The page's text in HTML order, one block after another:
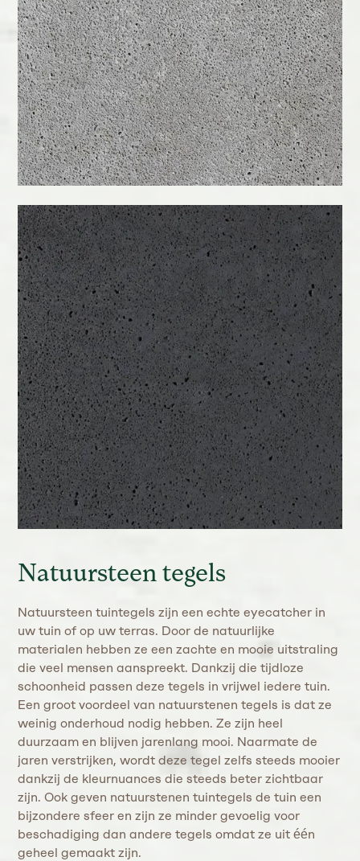
Natuursteen tegels
Natuursteen tuintegels zijn een echte eyecatcher in
uw tuin of op uw terras. Door de natuurlijke
materialen hebben ze een zachte en mooie uitstraling
die veel mensen aanspreekt. Dankzij die tijdloze
schoonheid passen deze tegels in vrijwel iedere tuin.
Een groot voordeel van natuurstenen tegels is dat ze
weinig onderhoud nodig hebben. Ze zijn heel
duurzaam en blijven jarenlang mooi. Naarmate de
jaren verstrijken, wordt deze tegel zelfs steeds mooier
dankzij de kleurnuances die steeds beter zichtbaar
zijn. Ook geven natuurstenen tuintegels de tuin een
bijzondere sfeer en zijn ze minder gevoelig voor
beschadiging dan andere tegels omdat ze uit één
geheel gemaakt zijn.